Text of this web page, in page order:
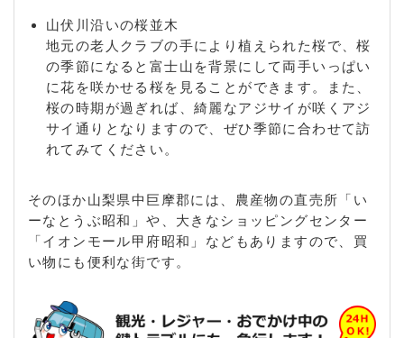
山伏川沿いの桜並木
地元の老人クラブの手により植えられた桜で、桜
の季節になると富士山を背景にして両手いっぱい
に花を咲かせる桜を見ることができます。また、
桜の時期が過ぎれば、綺麗なアジサイが咲くアジ
サイ通りとなりますので、ぜひ季節に合わせて訪
れてみてください。
そのほか山梨県中巨摩郡には、農産物の直売所「い
ーなとうぶ昭和」や、大きなショッピングセンター
「イオンモール甲府昭和」などもありますので、買
い物にも便利な街です。